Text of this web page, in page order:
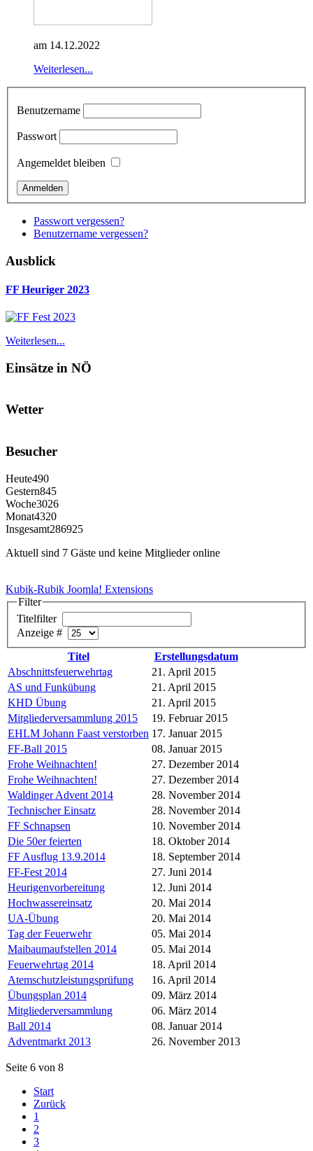
am 14.12.2022
Weiterlesen...
Benutzername
Passwort
Angemeldet bleiben
Passwort vergessen?
Benutzername vergessen?
Ausblick
FF Heuriger 2023
Weiterlesen...
Einsätze in NÖ
Wetter
Besucher
Heute490
Gestern845
Woche3026
Monat4320
Insgesamt286925
Aktuell sind 7 Gäste und keine Mitglieder online
Kubik-Rubik Joomla! Extensions
Filter
Titelfilter
Anzeige #
Titel
Erstellungsdatum
Abschnittsfeuerwehrtag
21. April 2015
AS und Funkübung
21. April 2015
KHD Übung
21. April 2015
Mitgliederversammlung 2015
19. Februar 2015
EHLM Johann Faast verstorben 17. Januar 2015
FF-Ball 2015
08. Januar 2015
Frohe Weihnachten!
27. Dezember 2014
Frohe Weihnachten!
27. Dezember 2014
Waldinger Advent 2014
28. November 2014
Technischer Einsatz
28. November 2014
FF Schnapsen
10. November 2014
Die 50er feierten
18. Oktober 2014
FF Ausflug 13.9.2014
18. September 2014
FF-Fest 2014
27. Juni 2014
Heurigenvorbereitung
12. Juni 2014
Hochwassereinsatz
20. Mai 2014
UA-Übung
20. Mai 2014
Tag der Feuerwehr
05. Mai 2014
Maibaumaufstellen 2014
05. Mai 2014
Feuerwehrtag 2014
18. April 2014
Atemschutzleistungsprüfung
16. April 2014
Übungsplan 2014
09. März 2014
Mitgliederversammlung
06. März 2014
Ball 2014
08. Januar 2014
Adventmarkt 2013
26. November 2013
Seite 6 von 8
Start
Zurück
1
2
3